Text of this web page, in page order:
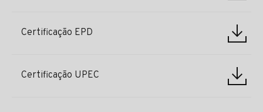
Certificação EPD
Certificação UPEC